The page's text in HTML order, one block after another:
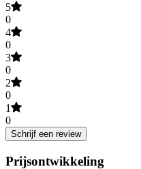
5
0
4
0
3
0
2
0
1
0
Schrijf een review
Prijsontwikkeling